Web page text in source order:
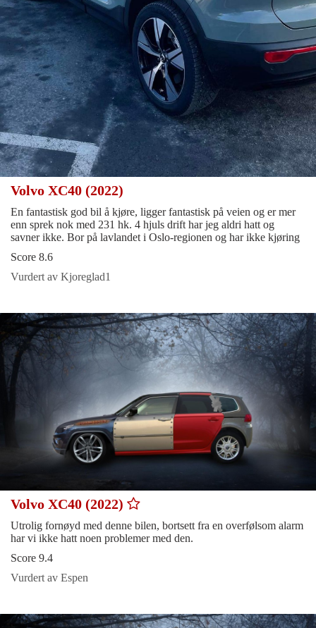
Volvo XC40 (2022)
En fantastisk god bil å kjøre, ligger fantastisk på veien og er mer
enn sprek nok med 231 hk. 4 hjuls drift har jeg aldri hatt og
savner ikke. Bor på lavlandet i Oslo-regionen og har ikke kjøring
Score 8.6
Vurdert av Kjoreglad1
Volvo XC40 (2022)
Utrolig fornøyd med denne bilen, bortsett fra en overfølsom alarm
har vi ikke hatt noen problemer med den.
Score 9.4
Vurdert av Espen